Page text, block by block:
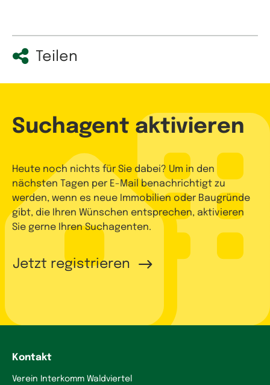
Teilen
Suchagent aktivieren
Heute noch nichts für Sie dabei? Um in den
nächsten Tagen per E-Mail benachrichtigt zu
werden, wenn es neue Immobilien oder Baugründe
gibt, die Ihren Wünschen entsprechen, aktivieren
Sie gerne Ihren Suchagenten.
Jetzt registrieren
Kontakt
Verein Interkomm Waldviertel